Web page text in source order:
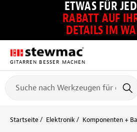
ETWAS FÜR
RABATT AUF
DETAILS IM
GITARREN BESSER MACHEN
Startseite Elektronik Komponenten +